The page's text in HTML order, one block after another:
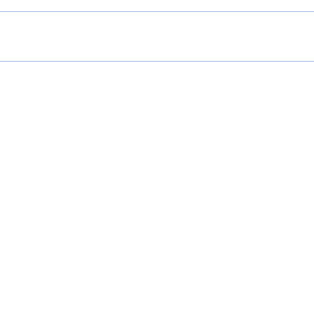
con rilascio colore immediato, facile da
incluso, per ritoccare il tuo look durante
triglyceride, zinc stearate, phenyl